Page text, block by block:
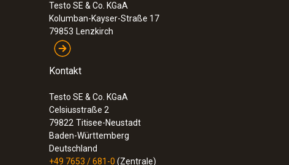
Testo SE & Co. KGaA
Kolumban-Kayser-Straße 17
79853 Lenzkirch
Kontakt
Testo SE & Co. KGaA
Celsiusstraße 2
79822 Titisee-Neustadt
Baden-Württemberg
Deutschland
+49 7653 / 681-0 (Zentrale)